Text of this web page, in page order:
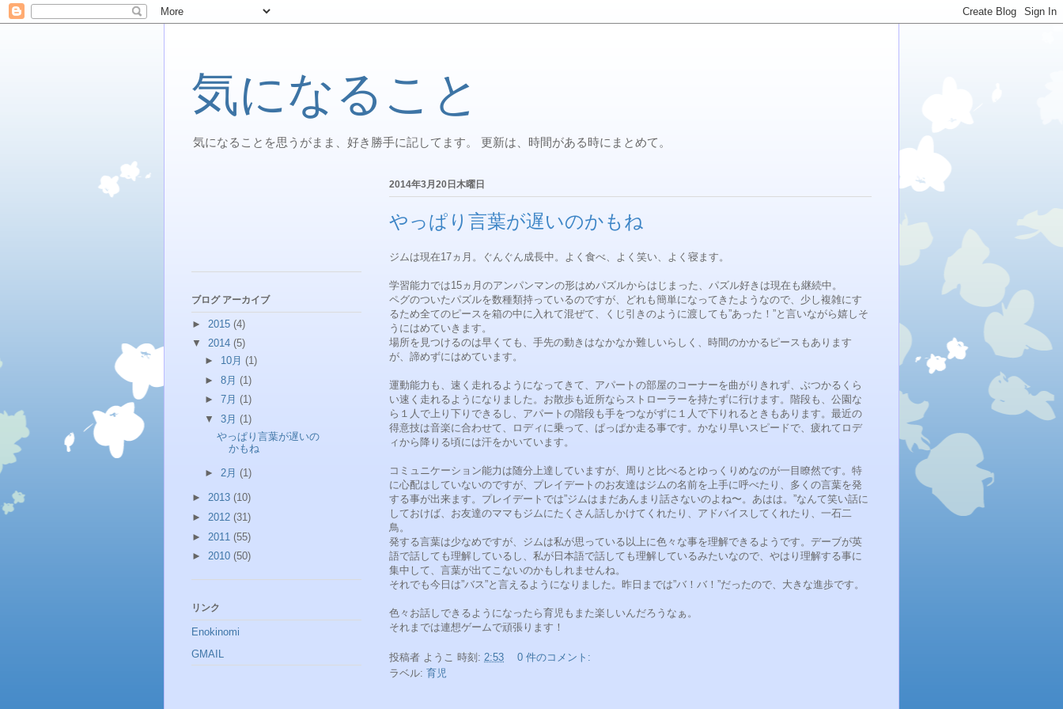
気になること
気になることを思うがまま、好き勝手に記してます。 更新は、時間がある時にまとめて。
2014年3月20日木曜日
やっぱり言葉が遅いのかもね
ジムは現在17ヵ月。ぐんぐん成長中。よく食べ、よく笑い、よく寝ます。
学習能力では15ヵ月のアンパンマンの形はめパズルからはじまった、パズル好きは現在も継続中。
ペグのついたパズルを数種類持っているのですが、どれも簡単になってきたようなので、少し複雑にす
るため全てのピースを箱の中に入れて混ぜて、くじ引きのように渡しても”あった！”と言いながら嬉しそ
うにはめていきます。
場所を見つけるのは早くても、手先の動きはなかなか難しいらしく、時間のかかるピースもあります
が、諦めずにはめています。
運動能力も、速く走れるようになってきて、アパートの部屋のコーナーを曲がりきれず、ぶつかるくら
い速く走れるようになりました。お散歩も近所ならストローラーを持たずに行けます。階段も、公園な
ら１人で上り下りできるし、アパートの階段も手をつながずに１人で下りれるときもあります。最近の
得意技は音楽に合わせて、ロディに乗って、ぱっぱか走る事です。かなり早いスピードで、疲れてロデ
ィから降りる頃には汗をかいています。
コミュニケーション能力は随分上達していますが、周りと比べるとゆっくりめなのが一目瞭然です。特
に心配はしていないのですが、プレイデートのお友達はジムの名前を上手に呼べたり、多くの言葉を発
する事が出来ます。プレイデートでは”ジムはまだあんまり話さないのよね〜。あはは。”なんて笑い話に
しておけば、お友達のママもジムにたくさん話しかけてくれたり、アドバイスしてくれたり、一石二
鳥。
発する言葉は少なめですが、ジムは私が思っている以上に色々な事を理解できるようです。デーブが英
語で話しても理解しているし、私が日本語で話しても理解しているみたいなので、やはり理解する事に
集中して、言葉が出てこないのかもしれませんね。
それでも今日は”バス”と言えるようになりました。昨日までは”バ！バ！”だったので、大きな進歩です。
色々お話しできるようになったら育児もまた楽しいんだろうなぁ。
それまでは連想ゲームで頑張ります！
投稿者 ようこ 時刻: 2:53
0 件のコメント:
ラベル: 育児
ブログ アーカイブ
► 2015 (4)
▼ 2014 (5)
► 10月 (1)
► 8月 (1)
► 7月 (1)
▼ 3月 (1)
やっぱり言葉が遅いの
かもね
► 2月 (1)
► 2013 (10)
► 2012 (31)
► 2011 (55)
► 2010 (50)
リンク
Enokinomi
GMAIL